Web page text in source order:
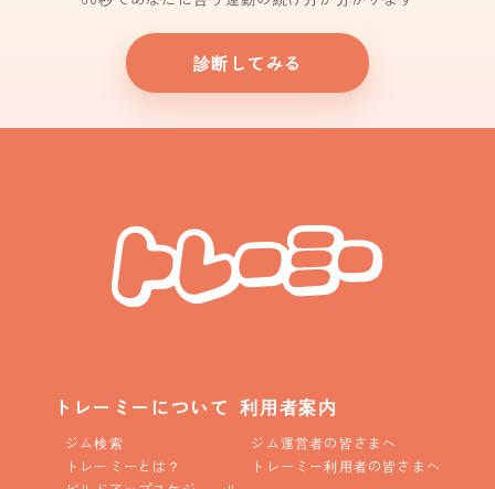
診断してみる
トレーミーについて
ジム検索
トレーミーとは？
利用者案内
ジム運営者の皆さまへ
トレーミー利用者の皆さまへ